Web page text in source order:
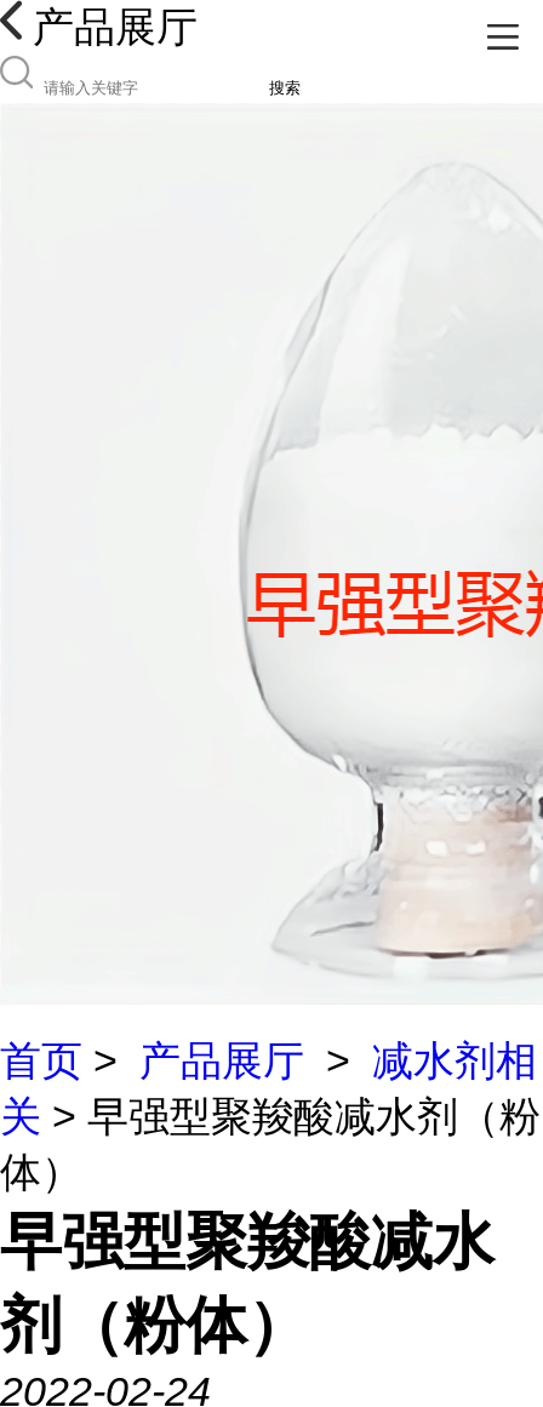
产品展厅
搜索
首页 > 产品展厅 > 减水剂相
关 > 早强型聚羧酸减水剂（粉
体）
早强型聚羧酸减水
剂（粉体）
2022-02-24